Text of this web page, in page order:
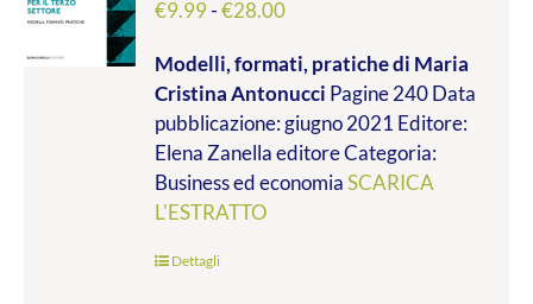
€9.99-€28.00Fascia
prezzo:
da
€9.99
a
€28.00
Modelli, formati, pratichedi Maria
Cristina Antonucci Pagine 240 Data
pubblicazione: giugno 2021 Editore:
Elena Zanella editore Categoria:
Business ed economiaSCARICA
L'ESTRATTO
Dettagli